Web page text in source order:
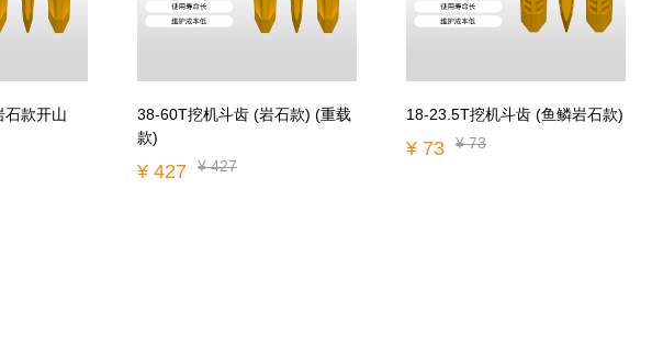
石款开山
38-60T挖机斗齿 (岩石款) (重载
款)
¥ 427 ¥ 427
18-23.5T挖机斗齿 (鱼鳞岩石款)
¥ 73 ¥ 73